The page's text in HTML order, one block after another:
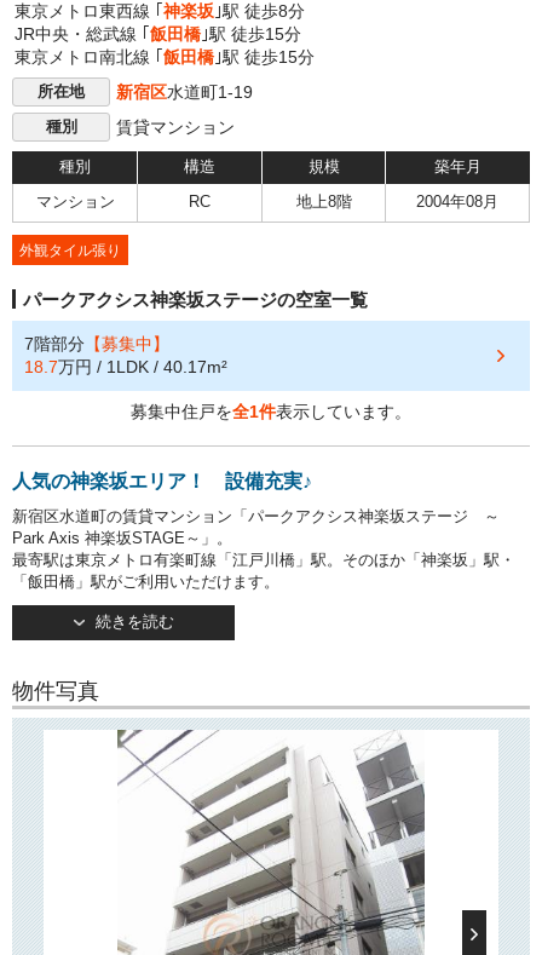
東京メトロ東西線 ｢ 神楽坂 ｣駅 徒歩8分
JR中央・総武線 ｢ 飯田橋 ｣駅 徒歩15分
東京メトロ南北線 ｢ 飯田橋 ｣駅 徒歩15分
所在地 新宿区水道町1-19
種別 賃貸マンション
種別 構造 規模 築年月
マンション RC 地上8階 2004年08月
外観タイル張り
パークアクシス神楽坂ステージの空室一覧
7階部分 【募集中】
18.7万円 / 1LDK / 40.17m²
募集中住戸を全1件表示しています。
人気の神楽坂エリア！ 設備充実♪
新宿区水道町の賃貸マンション「パークアクシス神楽坂ステージ ～
Park Axis 神楽坂STAGE～」。
最寄駅は東京メトロ有楽町線「江戸川橋」駅。そのほか「神楽坂」駅・
「飯田橋」駅がご利用いただけます。
多路線利用可で通勤・通学に便利です！
オートロックや宅配ボックスなど、嬉しい設備が揃っておりますので、
近隣にはスーパー「まいばすけっと」やコンビニなどもございますの
で、日々のお買い物にも便利です！
続きを読む
物件写真